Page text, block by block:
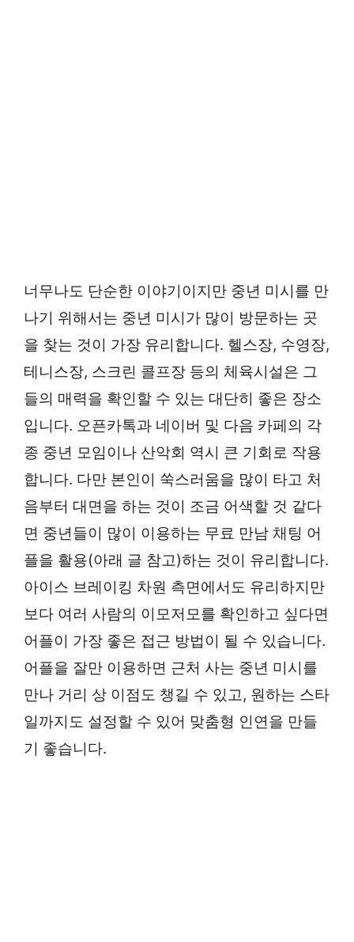
너무나도 단순한 이야기이지만 중년 미시를 만
나기 위해서는 중년 미시가 많이 방문하는 곳
을 찾는 것이 가장 유리합니다. 헬스장, 수영장,
테니스장, 스크린 콜프장 등의 체육시설은 그
들의 매력을 확인할 수 있는 대단히 좋은 장소
입니다. 오픈카톡과 네이버 및 다음 카페의 각
종 중년 모임이나 산악회 역시 큰 기회로 작용
합니다. 다만 본인이 쑥스러움을 많이 타고 처
음부터 대면을 하는 것이 조금 어색할 것 같다
면 중년들이 많이 이용하는 무료 만남 채팅 어
플을 활용(아래 글 참고)하는 것이 유리합니다.
아이스 브레이킹 차원 측면에서도 유리하지만
보다 여러 사람의 이모저모를 확인하고 싶다면
어플이 가장 좋은 접근 방법이 될 수 있습니다.
어플을 잘만 이용하면 근처 사는 중년 미시를
만나 거리 상 이점도 챙길 수 있고, 원하는 스타
일까지도 설정할 수 있어 맞춤형 인연을 만들
기 좋습니다.